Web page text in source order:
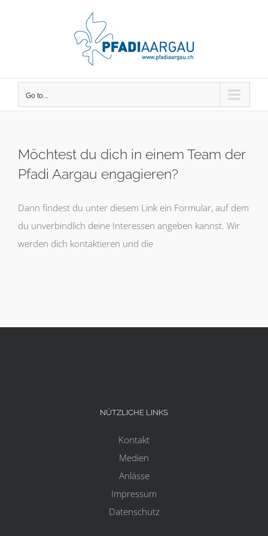
Go to...
Möchtest du dich in einem Team der
Pfadi Aargau engagieren?
Dann findest du unter diesem Link ein Formular, auf dem
du unverbindlich deine Interessen angeben kannst. Wir
werden dich kontaktieren und die
NÜTZLICHE LINKS
Kontakt
Medien
Anlässe
Impressum
Datenschutz